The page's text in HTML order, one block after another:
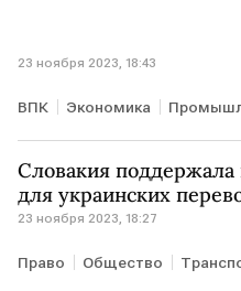
23 ноября 2023, 18:43
ВПК Экономика
РОССИЯ СВО
Дмитрий Медведев
Словакия
для украинских
23 ноября 2023, 18:27
Право Общество